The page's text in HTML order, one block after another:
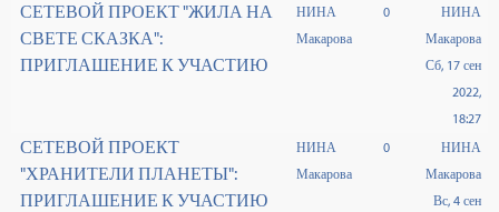
СЕТЕВОЙ ПРОЕКТ "ЖИЛА НА
СВЕТЕ СКАЗКА":
ПРИГЛАШЕНИЕ К УЧАСТИЮ
НИНА
Макарова
0
НИНА
Макарова
Сб, 17 сен
2022,
18:27
СЕТЕВОЙ ПРОЕКТ
"ХРАНИТЕЛИ ПЛАНЕТЫ":
ПРИГЛАШЕНИЕ К УЧАСТИЮ
НИНА
Макарова
0
НИНА
Макарова
Вс, 4 сен